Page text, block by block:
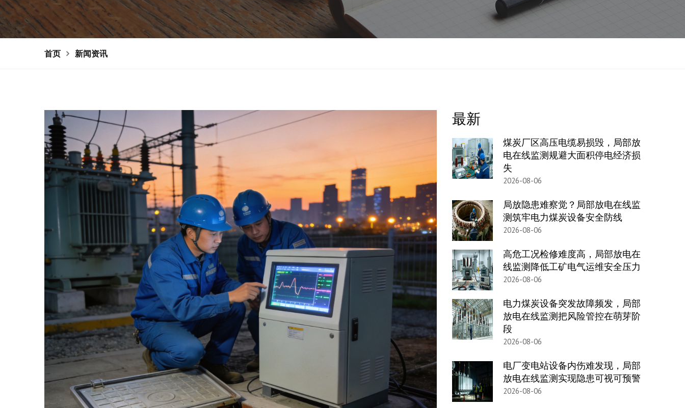
首页 新闻资讯
最新
煤炭厂区高压电缆易损毁，局部放
电在线监测规避大面积停电经济损
失
2026-08-06
局放隐患难察觉？局部放电在线监
测筑牢电力煤炭设备安全防线
2026-08-06
高危工况检修难度高，局部放电在
线监测降低工矿电气运维安全压力
2026-08-06
电力煤炭设备突发故障频发，局部
放电在线监测把风险管控在萌芽阶
段
2026-08-06
电厂变电站设备内伤难发现，局部
放电在线监测实现隐患可视可预警
2026-08-06